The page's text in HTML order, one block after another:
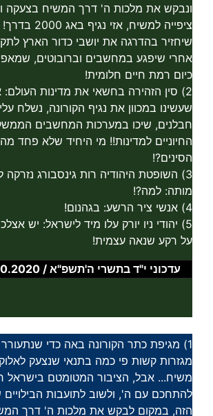
ונבקש את מלכות ה' דרך המשיח בצעקה
ציפייה למשיח, אזי
שיחזיר בהדרגה את יושבי כדור הארץ
אחרי שיפגע במחשבים וברובוטים,
כיום רמת חיים חלומית!
2) סין הזהירה בחשאי את מדינות העולם:
שעשינו במכוון את נגיף הקורונה, נשלח
חבלנים, שיכו במערכות המחשבים
החיוניים למדינות!! מי היחיד שלא פחד
הסינים?!
3) השופטת היהודיה רות גינסבורג נזרקה
מותה: למה?!
4) אנשי ציר הרשע: בגהנום!
5) יהודי ניו יורק עלו מיד לישראל: יש
על רקע שנאה עצמית!
עדכוני י"ד בתשרי ה'תשפ"א / 2.10.2020
1) מגיפת כתר הקורונה באה כדי שנתעורר
מגזרות קשות פי כמה בתנאי שנצעק
משיח... אבל, הציבור המטומטם בישראל
להתחכם עם ה', ולשוב לתועבות
הזה, במקום לבקש את מלכות ה' דרך